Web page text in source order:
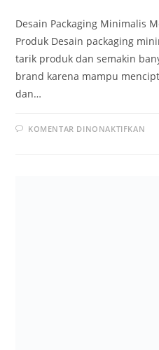
Desain Packaging Minimalis
Produk Desain packaging
tarik produk dan semakin
brand karena mampu
dan…
KOMENTAR DINONAKTIFKAN